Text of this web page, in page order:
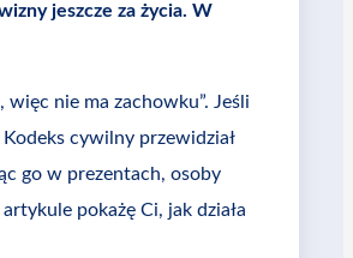
jeszcze za życia. W
nie ma zachowku”. Jeśli
cywilny przewidział
go w prezentach, osoby
pokażę Ci, jak działa